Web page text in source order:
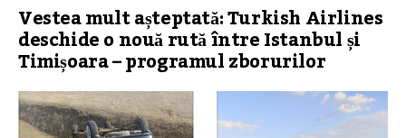
Vestea mult așteptată: Turkish Airlines
deschide o nouă rută între Istanbul și
Timișoara – programul zborurilor